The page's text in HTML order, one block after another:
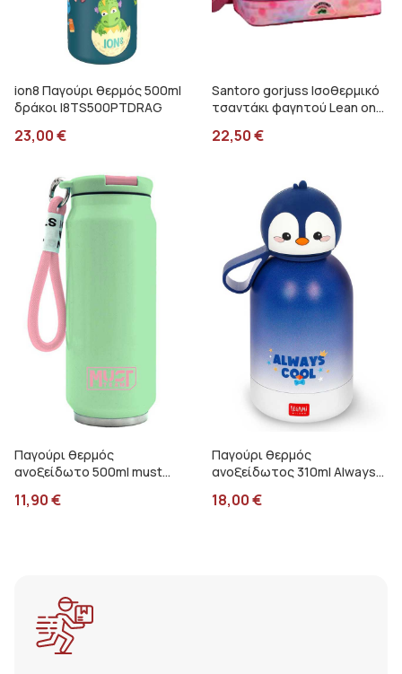
ion8 Παγούρι θερμός 500ml
δράκοι I8TS500PTDRAG
23,00€
Santoro gorjuss Ισοθερμικό
τσαντάκι φαγητού Lean on
22,50€
Παγούρι θερμός
ανοξείδωτο 500ml must
11,90€
Παγούρι θερμός
ανοξείδωτος 310ml Always
KSSB0007
18,00€